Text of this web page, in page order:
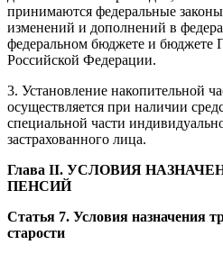
принимаются федеральные
изменений и дополнений в
федеральном бюджете и бюджете
Российской Федерации.
3. Установление накопительной
осуществляется при наличии
специальной части
застрахованного лица.
Глава II. УСЛОВИЯ
ПЕНСИЙ
Статья 7. Условия назначения
старости